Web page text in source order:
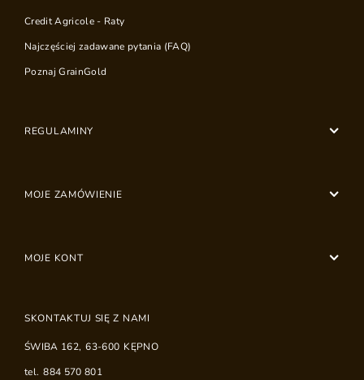
Credit Agricole - Raty
Najczęściej zadawane pytania (FAQ)
Poznaj GrainGold
REGULAMINY
MOJE ZAMÓWIENIE
MOJE KONT
SKONTAKTUJ SIĘ Z NAMI
ŚWIBA 162, 63-600 KĘPNO
tel. 884 570 801